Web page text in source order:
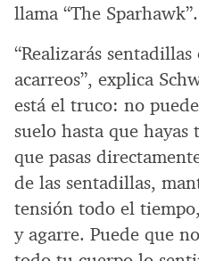
llama “The Sparhawk”.
“Realizarás
acarreos”, explica
está el truco: no
suelo hasta que
que pasas
de las sentadillas,
tensión todo el
y agarre. Puede que